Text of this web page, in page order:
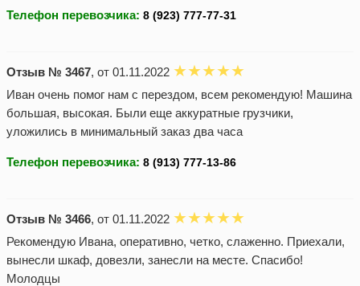
Телефон перевозчика:
Отзыв № 3467, от 01.11.2022
Иван очень помог нам с перездом, всем рекомендую! Машина
большая, высокая. Были еще аккуратные грузчики,
уложились в минимальный заказ два часа
Телефон перевозчика:
Отзыв № 3466, от 01.11.2022
Рекомендую Ивана, оперативно, четко, слаженно. Приехали,
вынесли шкаф, довезли, занесли на месте. Спасибо!
Молодцы